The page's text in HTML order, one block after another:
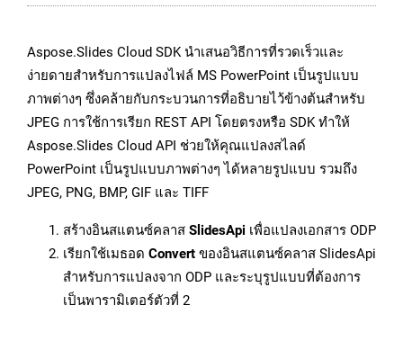
Aspose.Slides Cloud SDK นำเสนอวิธีการที่รวดเร็วและ
ง่ายดายสำหรับการแปลงไฟล์ MS PowerPoint เป็นรูปแบบ
ภาพต่างๆ ซึ่งคล้ายกับกระบวนการที่อธิบายไว้ข้างต้นสำหรับ
JPEG การใช้การเรียก REST API โดยตรงหรือ SDK ทำให้
Aspose.Slides Cloud API ช่วยให้คุณแปลงสไลด์
PowerPoint เป็นรูปแบบภาพต่างๆ ได้หลายรูปแบบ รวมถึง
JPEG, PNG, BMP, GIF และ TIFF
สร้างอินสแตนซ์คลาส SlidesApi เพื่อแปลงเอกสาร ODP
เรียกใช้เมธอด Convert ของอินสแตนซ์คลาส SlidesApi
สำหรับการแปลงจาก ODP และระบุรูปแบบที่ต้องการ
เป็นพารามิเตอร์ตัวที่ 2